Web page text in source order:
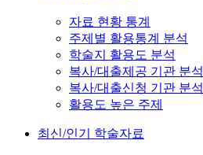
자료 현황 통계
주제별 활용통계 분석
학술지 활용도 분석
복사/대출제공 기관 분석
복사/대출신청 기관 분석
활용도 높은 주제
최신/인기 학술자료